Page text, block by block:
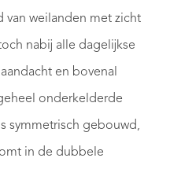
van weilanden met zicht
nabij alle dagelijkse
en bovenal
onderkelderde
symmetrisch gebouwd,
in de dubbele